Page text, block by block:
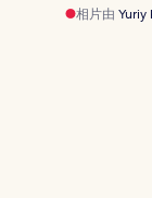
相片由Yuriy